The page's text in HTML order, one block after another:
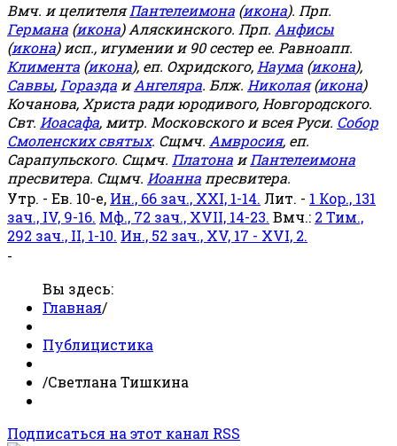
Вмч. и целителяПантелеимона (икона). Прп.
Германа (икона) Аляскинского. Прп. Анфисы
(икона) исп., игумении и 90 сестер ее. Равноапп.
Климента (икона), еп. Охридского, Наума (икона),
Саввы, Горазда иАнгеляра. Блж. Николая(икона)
Кочанова, Христа ради юродивого, Новгородского.
Свт. Иоасафа, митр. Московского и всея Руси. Собор
Смоленских святых. Сщмч. Амвросия, еп.
Сарапульского. Сщмч. Платона иПантелеимона
пресвитера. Сщмч. Иоанна пресвитера.
Утр. - Ев. 10-е, Ин., 66 зач., XXI, 1-14. Лит. - 1 Кор., 131
зач., IV, 9-16. Мф., 72 зач., XVII, 14-23. Вмч.: 2 Тим.,
292 зач., II, 1-10. Ин., 52 зач., XV, 17 - XVI, 2.
-
Вы здесь:
Главная/
Публицистика
/Светлана Тишкина
Подписаться на этот канал RSS